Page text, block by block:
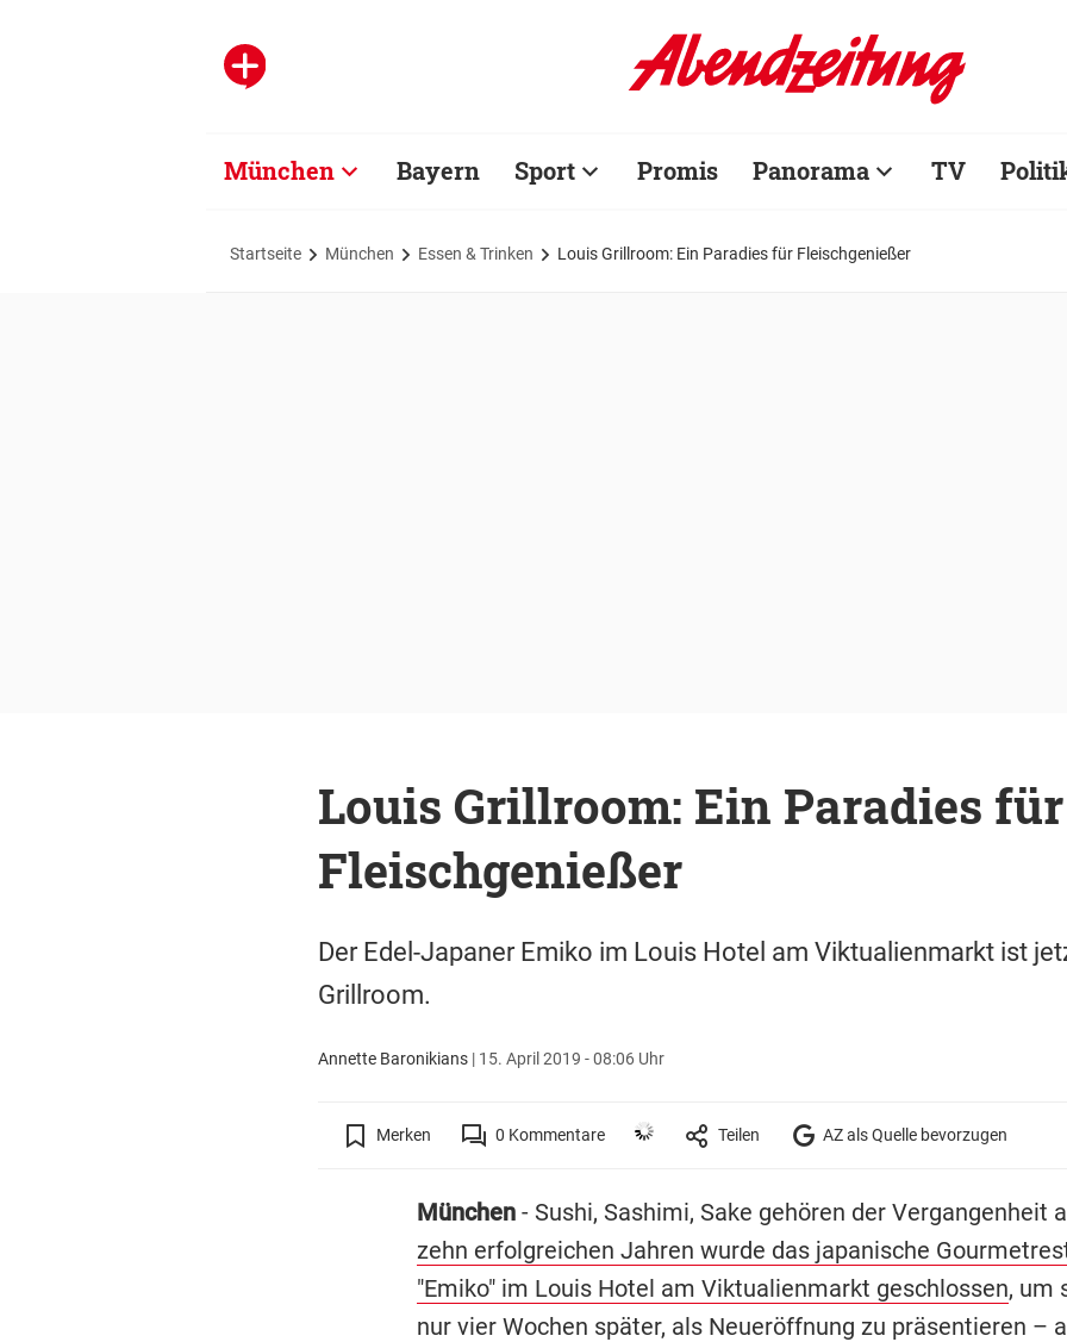
München Bayern Sport Promis Panorama TV
Startseite München Essen & Trinken Louis Grillroom: Ein Paradies für Fleischgenießer
Louis Grillroom: Ein Paradies für
Fleischgenießer
Der Edel-Japaner Emiko im Louis Hotel am Viktualienmarkt ist
Grillroom.
Annette Baronikians| 15. April 2019 - 08:06 Uhr
Merken 0 Kommentare Teilen AZ als Quelle bevorzugen
München- Sushi, Sashimi, Sake gehören der Vergangenheit
zehn erfolgreichen Jahren wurde das japanische
"Emiko" im Louis Hotel am Viktualienmarkt geschlossen, um
nur vier Wochen später, als Neueröffnung zu präsentieren –